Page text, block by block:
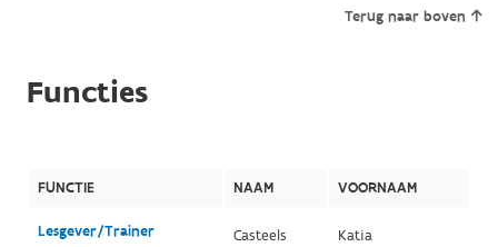
Terug naar boven
Functies
FUNCTIE NAAM VOORNAAM
Lesgever/Trainer Casteels Katia